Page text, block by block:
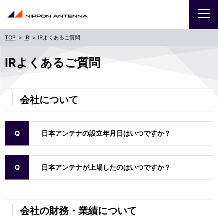
IR IRよくあるご質問
IRよくあるご質問
会社について
日本アンテナの設立年月日はいつですか？
日本アンテナが上場したのはいつですか？
会社の財務・業績について
商品・サービス
お問い合わせ